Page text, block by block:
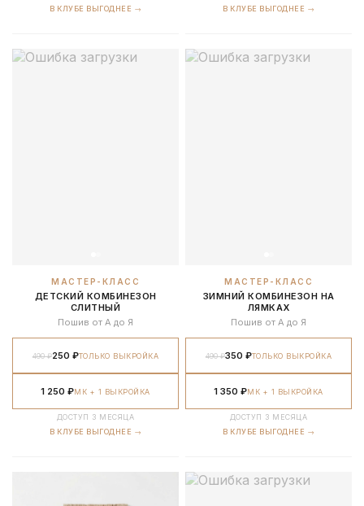
В КЛУБЕ ВЫГОДНЕЕ →
В КЛУБЕ ВЫГОДНЕЕ →
МАСТЕР-КЛАСС
ДЕТСКИЙ КОМБИНЕЗОН
СЛИТНЫЙ
Пошив от А до Я
490 ₽250 ₽ТОЛЬКО ВЫКРОЙКА
1 250 ₽МК + 1 ВЫКРОЙКА
ДОСТУП 3 МЕСЯЦА
В КЛУБЕ ВЫГОДНЕЕ →
МАСТЕР-КЛАСС
ЗИМНИЙ КОМБИНЕЗОН НА
ЛЯМКАХ
Пошив от А до Я
490 ₽350 ₽ТОЛЬКО ВЫКРОЙКА
1 350 ₽МК + 1 ВЫКРОЙКА
ДОСТУП 3 МЕСЯЦА
В КЛУБЕ ВЫГОДНЕЕ →